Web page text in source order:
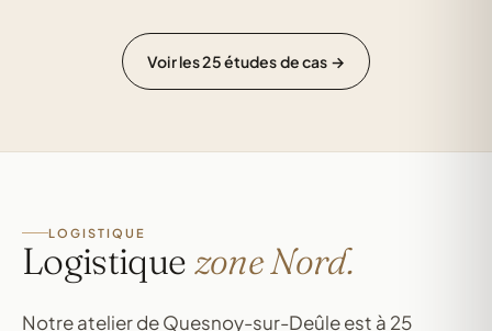
Voir les 25 études de cas →
LOGISTIQUE
Logistiquezone Nord.
Notre atelier de Quesnoy-sur-Deûle est à 25